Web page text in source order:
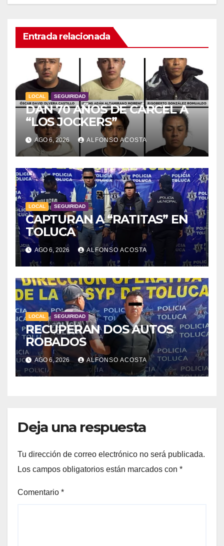
Entrada relacionada
LOCAL SEGUIRIDAD
DAN 70 AÑOS DE CÁRCEL A
“LOS JOCKERS”
AGO 6, 2026 ALFONSO ACOSTA
LOCAL SEGUIRIDAD
CAPTURAN A “RATITAS” EN
TOLUCA
AGO 6, 2026 ALFONSO ACOSTA
LOCAL SEGUIRIDAD
RECUPERAN DOS AUTOS
ROBADOS
AGO 6, 2026 ALFONSO ACOSTA
Deja una respuesta
Tu dirección de correo electrónico no será publicada.
Los campos obligatorios están marcados con *
Comentario *